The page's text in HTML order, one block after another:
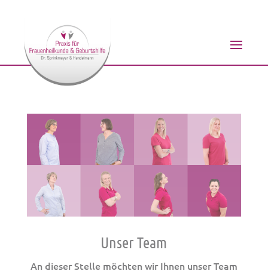
Unser Team
An dieser Stelle möchten wir Ihnen unser Team